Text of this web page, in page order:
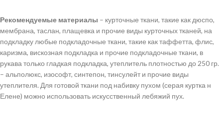
Рекомендуемые материалы – курточные ткани, такие как дюспо,
мембрана, таслан, плащевка и прочие виды курточных тканей, на
подкладку любые подкладочные ткани, такие как таффетта, флис,
каризма, вискозная подкладка и прочие подкладочные ткани, в
рукава только гладкая подкладка, утеплитель плотностью до 250 гр.
– альполюкс, изософт, синтепон, тинсулейт и прочие виды
утеплителя. Для готовой ткани под набивку пухом (серая куртка н
Елене) можно использовать искусственный лебяжий пух.